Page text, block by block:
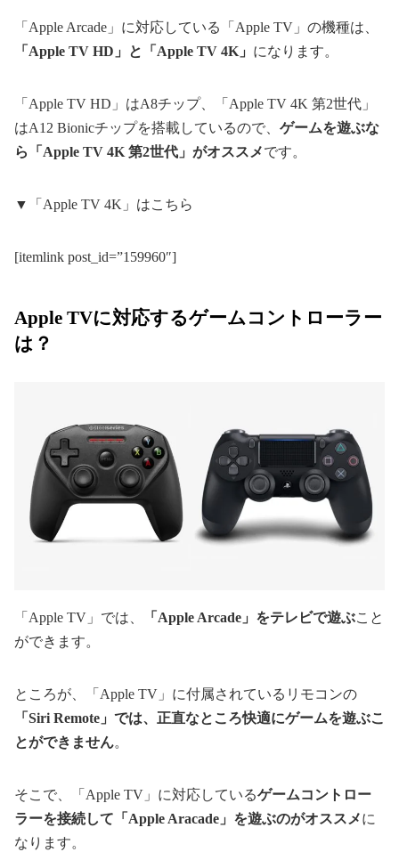
「Apple Arcade」に対応している「Apple TV」の機種は、
「Apple TV HD」と「Apple TV 4K」 になります。
「Apple TV HD」はA8チップ、「Apple TV 4K 第2世代」
はA12 Bionicチップを搭載しているので、 ゲームを遊ぶな
ら「Apple TV 4K 第2世代」がオススメです。
▼「Apple TV 4K」はこちら
[itemlink post_id=”159960″]
Apple TVに対応するゲームコントローラー
は？
「Apple TV」では、 「Apple Arcade」をテレビで遊ぶこと
ができます。
ところが、「Apple TV」に付属されているリモコンの
「Siri Remote」では、正直なところ快適にゲームを遊ぶこ
とができません。
そこで、「Apple TV」に対応しているゲームコントロー
ラーを接続して「Apple Aracade」を遊ぶのがオススメに
なります。